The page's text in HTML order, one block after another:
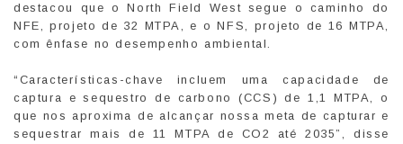
destacou que o North Field West segue o caminho do
NFE, projeto de 32 MTPA, e o NFS, projeto de 16 MTPA,
com ênfase no desempenho ambiental.
“Características-chave incluem uma capacidade de
captura e sequestro de carbono (CCS) de 1,1 MTPA, o
que nos aproxima de alcançar nossa meta de capturar e
sequestrar mais de 11 MTPA de CO2 até 2035”, disse